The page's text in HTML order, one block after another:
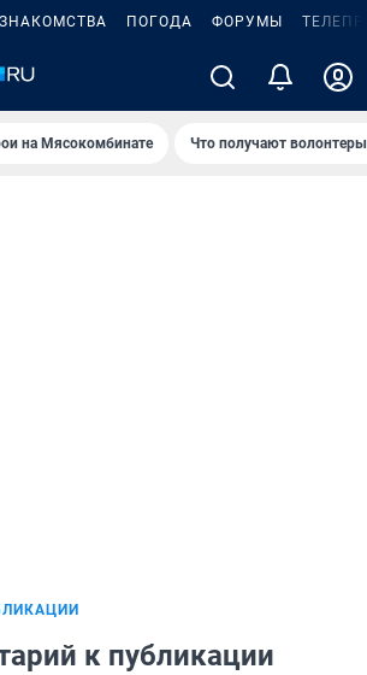
ЗНАКОМСТВА ПОГОДА ФОРУМЫ
на Мясокомбинате Что получают
к публикации